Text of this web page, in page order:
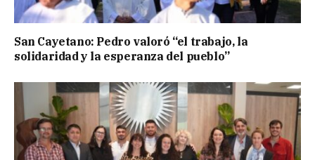
San Cayetano: Pedro valoró “el trabajo, la
solidaridad y la esperanza del pueblo”